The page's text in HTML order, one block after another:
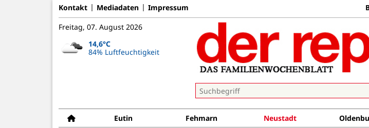
Kontakt Mediadaten Impressum
Freitag, 07. August 2026
14,6°C
84% Luftfeuchtigkeit
Eutin Fehmarn Neustadt